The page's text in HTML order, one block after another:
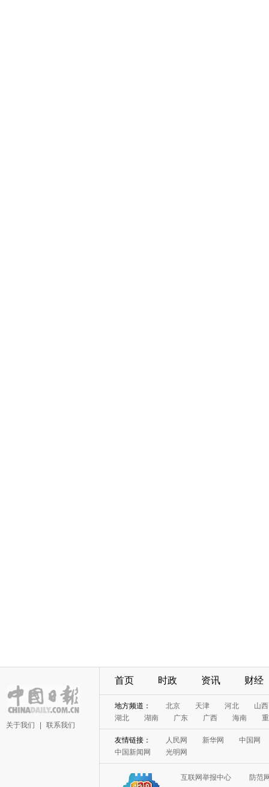
关于我们 联系我们
首页 时政 资讯 财经
地方频道： 北京 天津 河北
山西
湖北
湖南 广东 广西 海南
友情链接： 人民网 新华网
中国网
中国新闻网
光明网
互联网举报中心
防范